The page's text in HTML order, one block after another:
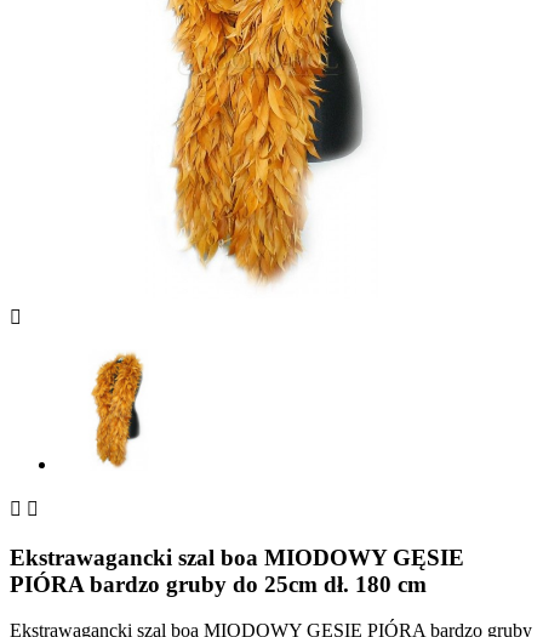

 
Ekstrawagancki szal boa MIODOWY GĘSIE
PIÓRA bardzo gruby do 25cm dł. 180 cm
Ekstrawagancki szal boa MIODOWY GĘSIE PIÓRA bardzo gruby